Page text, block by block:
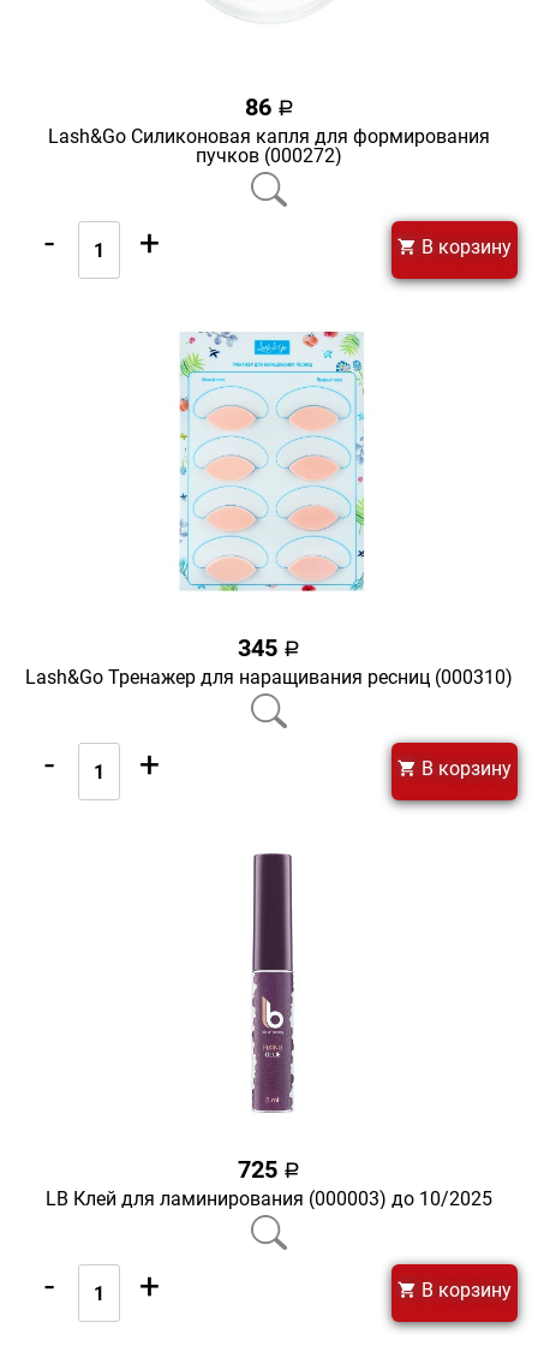
86 a
Lash&Go Силиконовая капля для формирования
пучков (000272)
- + В корзину
345 a
Lash&Go Тренажер для наращивания ресниц (000310)
- + В корзину
725 a
LB Клей для ламинирования (000003) до 10/2025
- + В корзину